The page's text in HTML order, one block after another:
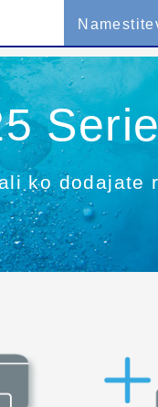
ko dodajate